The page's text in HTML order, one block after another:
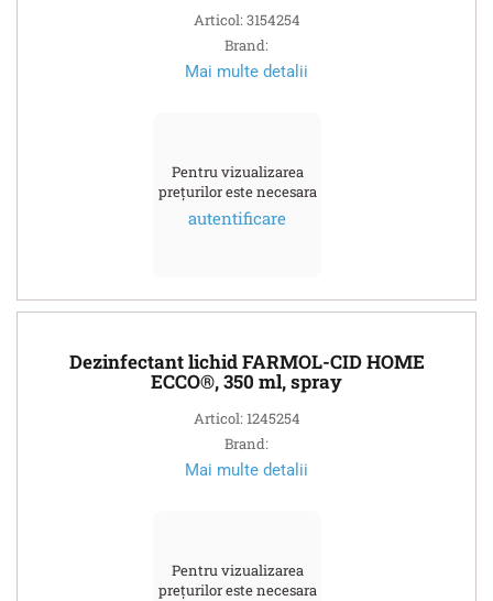
Articol: 3154254
Brand:
Mai multe detalii
Pentru vizualizarea
prețurilor este necesara
autentificare
Dezinfectant lichid FARMOL-CID HOME
ECCO®, 350 ml, spray
Articol: 1245254
Brand:
Mai multe detalii
Pentru vizualizarea
prețurilor este necesara